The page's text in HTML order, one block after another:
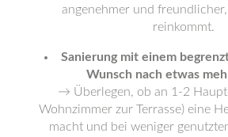
angenehmer und
reinkommt.
Sanierung mit einem
Wunsch nach etwas
→ Überlegen, ob an 1-2
Wohnzimmer zur Terrasse) eine
macht und bei weniger